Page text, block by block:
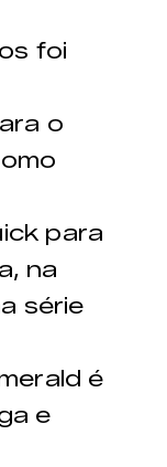
foi
o
para
na
série
é
e